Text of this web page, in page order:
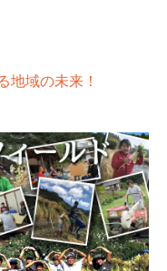
地域の未来！